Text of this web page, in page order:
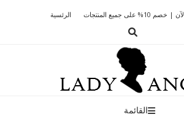
الرئسية على جميع المنتجات
القائمة